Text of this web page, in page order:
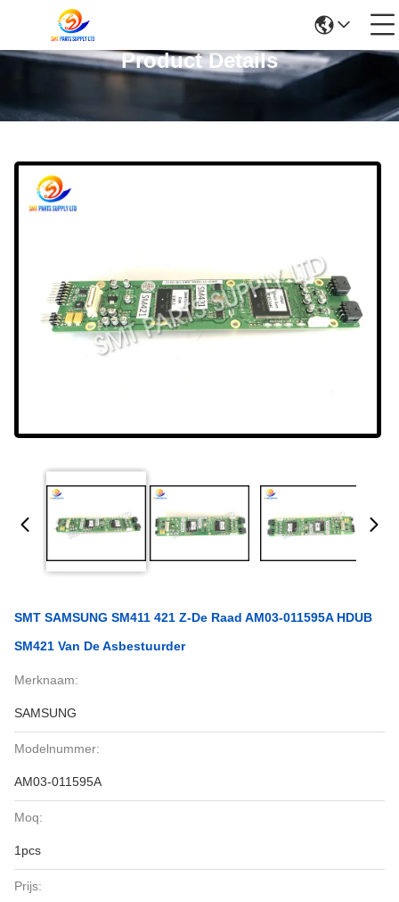
Product Details
SMT SAMSUNG SM411 421 Z-De Raad AM03-011595A HDUB
SM421 Van De Asbestuurder
Merknaam:
SAMSUNG
Modelnummer:
AM03-011595A
Moq:
1pcs
Prijs: